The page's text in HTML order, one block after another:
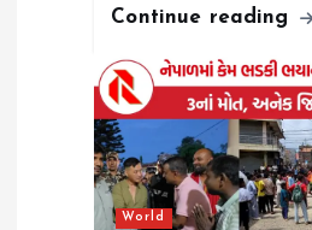
Continue reading
World